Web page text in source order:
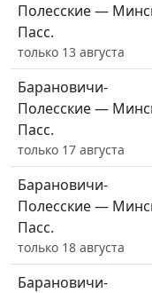
Полесские —
Пасс.
только 13 августа
Барановичи-
Полесские —
Пасс.
только 17 августа
Барановичи-
Полесские —
Пасс.
только 18 августа
Барановичи-